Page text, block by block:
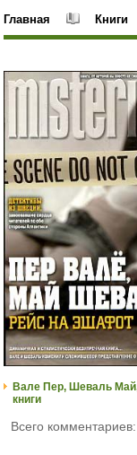
Главная Книги
Вале Пер, Шеваль
книги
Всего